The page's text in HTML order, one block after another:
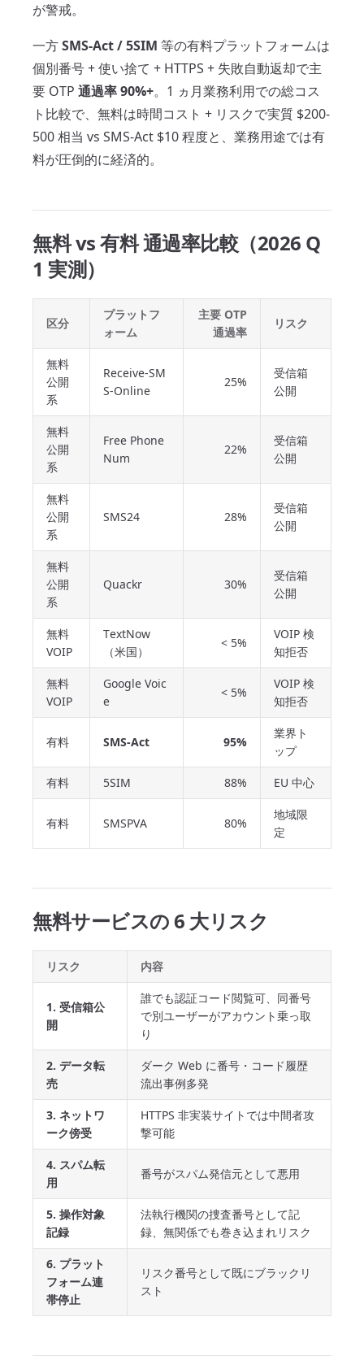
が警戒。
一方SMS-Act / 5SIM 等の有料プラットフォームは
個別番号 + 使い捨て + HTTPS + 失敗自動返却で主
要 OTP 通過率 90%+。1 ヵ月業務利用での総コス
ト比較で、無料は時間コスト + リスクで実質 $200-
500 相当 vs SMS-Act $10 程度と、業務用途では有
料が圧倒的に経済的。
無料 vs 有料 通過率比較（2026 Q
1 実測）
区分
プラットフ
ォーム
主要 OTP
通過率
リスク
無料
公開
系
Receive-SM
S-Online
25%
受信箱
公開
無料
公開
系
Free Phone
Num
22%
受信箱
公開
無料
公開
系
SMS24 28%
受信箱
公開
無料
公開
系
Quackr 30%
受信箱
公開
無料
VOIP
TextNow
（米国）
< 5%
VOIP 検
知拒否
無料
VOIP
Google Voic
e
< 5%
VOIP 検
知拒否
有料 SMS-Act 95%
業界ト
ップ
有料 5SIM 88% EU 中心
有料 SMSPVA 80%
地域限
定
無料サービスの 6 大リスク
リスク 内容
1. 受信箱公
開
誰でも認証コード閲覧可、同番号
で別ユーザーがアカウント乗っ取
り
2. データ転
売
ダーク Web に番号・コード履歴
流出事例多発
3. ネットワ
ーク傍受
HTTPS 非実装サイトでは中間者攻
撃可能
4. スパム転
用
番号がスパム発信元として悪用
5. 操作対象
記録
法執行機関の捜査番号として記
録、無関係でも巻き込まれリスク
6. プラット
フォーム連
帯停止
リスク番号として既にブラックリ
スト